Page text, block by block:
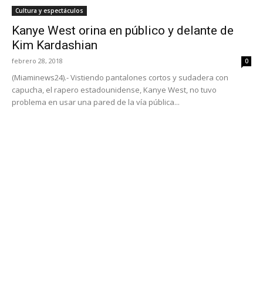
Cultura y espectáculos
Kanye West orina en público y delante de
Kim Kardashian
febrero 28, 2018 0
(Miaminews24).- Vistiendo pantalones cortos y sudadera con
capucha, el rapero estadounidense, Kanye West, no tuvo
problema en usar una pared de la vía pública...